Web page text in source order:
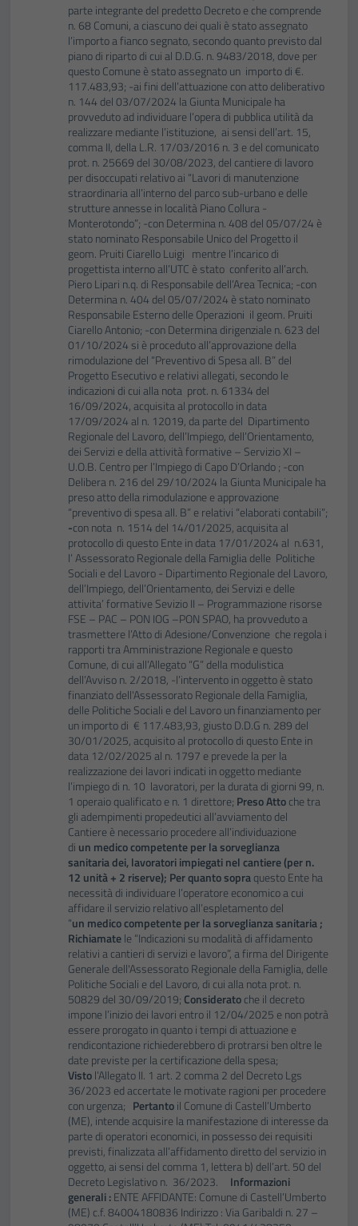
parte integrante del predetto Decreto e che comprende
n. 68 Comuni, a ciascuno dei quali è stato assegnato
l’importo a fianco segnato, secondo quanto previsto dal
piano di riparto di cui al D.D.G. n. 9483/2018, dove per
questo Comune è stato assegnato un importo di €.
117.483,93; -ai fini dell’attuazione con atto deliberativo
n. 144 del 03/07/2024 la Giunta Municipale ha
provveduto ad individuare l’opera di pubblica utilità da
realizzare mediante l’istituzione, ai sensi dell’art. 15,
comma II, della L.R. 17/03/2016 n. 3 e del comunicato
prot. n. 25669 del 30/08/2023, del cantiere di lavoro
per disoccupati relativo ai “Lavori di manutenzione
straordinaria all’interno del parco sub-urbano e delle
strutture annesse in località Piano Collura -
Monterotondo”; -con Determina n. 408 del 05/07/24 è
stato nominato Responsabile Unico del Progetto il
geom. Pruiti Ciarello Luigi mentre l’incarico di
progettista interno all’UTC è stato conferito all’arch.
Piero Lipari n.q. di Responsabile dell’Area Tecnica; -con
Determina n. 404 del 05/07/2024 è stato nominato
Responsabile Esterno delle Operazioni il geom. Pruiti
Ciarello Antonio; -con Determina dirigenziale n. 623 del
01/10/2024 si è proceduto all’approvazione della
rimodulazione del “Preventivo di Spesa all. B” del
Progetto Esecutivo e relativi allegati, secondo le
indicazioni di cui alla nota prot. n. 61334 del
16/09/2024, acquisita al protocollo in data
17/09/2024 al n. 12019, da parte del Dipartimento
Regionale del Lavoro, dell’Impiego, dell’Orientamento,
dei Servizi e della attività formative – Servizio XI –
U.O.B. Centro per l’Impiego di Capo D’Orlando ; -con
Delibera n. 216 del 29/10/2024 la Giunta Municipale ha
preso atto della rimodulazione e approvazione
“preventivo di spesa all. B” e relativi “elaborati contabili”;
-con nota n. 1514 del 14/01/2025, acquisita al
protocollo di questo Ente in data 17/01/2024 al n.631,
l’ Assessorato Regionale della Famiglia delle Politiche
Sociali e del Lavoro - Dipartimento Regionale del Lavoro,
dell’Impiego, dell’Orientamento, dei Servizi e delle
attivita’ formative Sevizio II – Programmazione risorse
FSE – PAC – PON IOG –PON SPAO, ha provveduto a
trasmettere l’Atto di Adesione/Convenzione che regola i
rapporti tra Amministrazione Regionale e questo
Comune, di cui all’Allegato “G” della modulistica
dell’Avviso n. 2/2018, -l’intervento in oggetto è stato
finanziato dell'Assessorato Regionale della Famiglia,
delle Politiche Sociali e del Lavoro un finanziamento per
un importo di € 117.483,93, giusto D.D.G n. 289 del
30/01/2025, acquisito al protocollo di questo Ente in
data 12/02/2025 al n. 1797 e prevede la per la
realizzazione dei lavori indicati in oggetto mediante
l’impiego di n. 10 lavoratori, per la durata di giorni 99, n.
1 operaio qualificato e n. 1 direttore; Preso Attoche tra
gli adempimenti propedeutici all’avviamento del
Cantiere è necessario procedere all’individuazione
di un medico competente per la sorveglianza
sanitariadei,lavoratori impiegati nel cantiere (per n.
12 unità + 2 riserve); Per quanto sopraquesto Ente ha
necessità di individuare l’operatore economico a cui
affidare il servizio relativo all’espletamento del
“un medico competente per la sorveglianza sanitaria ;
Richiamatele “Indicazioni su modalità di affidamento
relativi a cantieri di servizi e lavoro”, a firma del Dirigente
Generale dell'Assessorato Regionale della Famiglia, delle
Politiche Sociali e del Lavoro, di cui alla nota prot. n.
50829 del 30/09/2019; Consideratoche il decreto
impone l’inizio dei lavori entro il 12/04/2025 e non potrà
essere prorogato in quanto i tempi di attuazione e
rendicontazione richiederebbero di protrarsi ben oltre le
date previste per la certificazione della spesa;
Vistol’Allegato II. 1 art. 2 comma 2 del Decreto Lgs
36/2023 ed accertate le motivate ragioni per procedere
con urgenza; Pertantoil Comune di Castell’Umberto
(ME), intende acquisire la manifestazione di interesse da
parte di operatori economici, in possesso dei requisiti
previsti, finalizzata all’affidamento diretto del servizio in
oggetto, ai sensi del comma 1, lettera b) dell’art. 50 del
Decreto Legislativo n. 36/2023.
Informazioni
generali :ENTE AFFIDANTE: Comune di Castell’Umberto
(ME) c.f. 84004180836 Indirizzo : Via Garibaldi n. 27 –
Tecnici
Questi cookie
sono necessari
per il
funzionamento
del sito e non
possono